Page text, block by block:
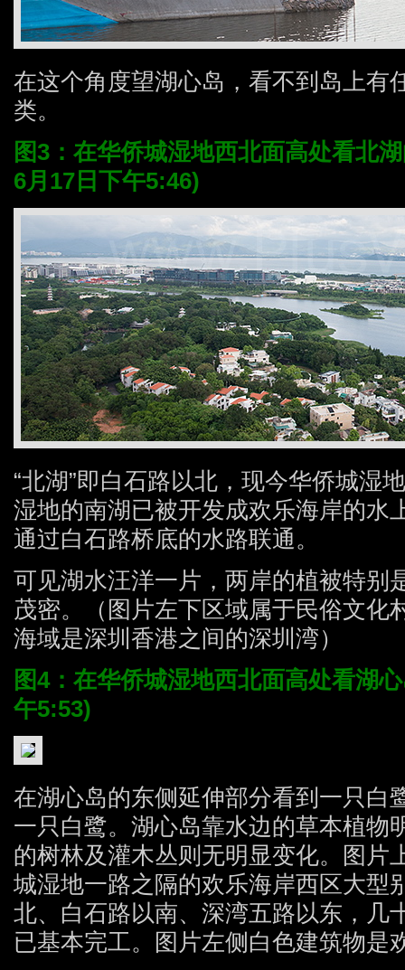
在这个角度望湖心岛，看不到岛上有
类。
图3：在华侨城湿地西北面高处看北
6月17日下午5:46)
“北湖”即白石路以北，现今华侨城湿
湿地的南湖已被开发成欢乐海岸的水
通过白石路桥底的水路联通。
可见湖水汪洋一片，两岸的植被特别
茂密。（图片左下区域属于民俗文化
海域是深圳香港之间的深圳湾）
图4：在华侨城湿地西北面高处看湖
午5:53)
在湖心岛的东侧延伸部分看到一只白
一只白鹭。湖心岛靠水边的草本植物
的树林及灌木丛则无明显变化。图片
城湿地一路之隔的欢乐海岸西区大型
北、白石路以南、深湾五路以东，几
已基本完工。图片左侧白色建筑物是